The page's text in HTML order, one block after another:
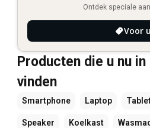
Ontdek speciale
Voor u
Producten die u nu
vinden
Smartphone Laptop
Speaker Koelkast